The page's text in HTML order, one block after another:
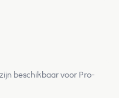
beschikbaar voor Pro-